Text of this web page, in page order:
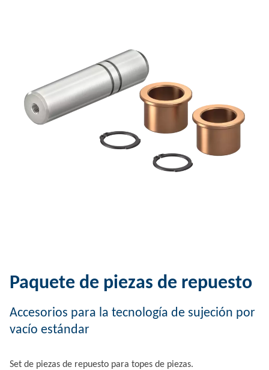
Paquete de piezas de repuesto
Accesorios para la tecnología de sujeción por
vacío estándar
Set de piezas de repuesto para topes de piezas.